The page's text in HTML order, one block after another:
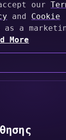
our
and Cookie
a
More